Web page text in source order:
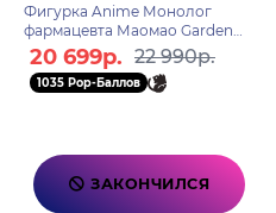
Фигурка Anime Монолог
фармацевта Маомао Garden
Party Ver. 20см.
4580522750288
20 699р. 22 990р.
1035 Pop-Баллов
ЗАКОНЧИЛСЯ